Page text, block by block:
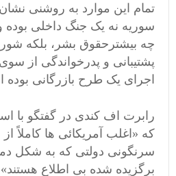
تمام این موارد به روشنی
سوریه نه یک جنگ داخلی
چه بیشترحقوق بشر، بلکه
پشتیبانی و پدرخواندگی از
اجرای یک طرح بازرگانی
رابرت اف کندی در گفتگو با
که «اغلب آمریکائی ها کاملاً
سرنگونی دولتی که به شکل
برگزیده شده بی اطلاع